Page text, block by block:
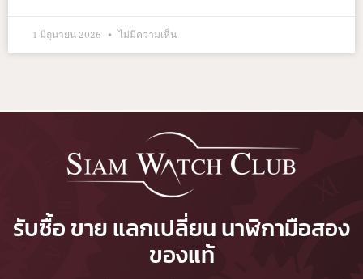
1 มิถุนายน 2026 ไม่มีความเห็น
รับซื้อ ขาย แลกเปลี่ยน นาฬิกามือสอง
ของแท้